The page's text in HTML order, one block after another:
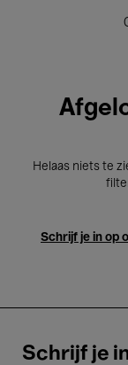
Helaas niets te
Schrijf je in op
Schrijf je